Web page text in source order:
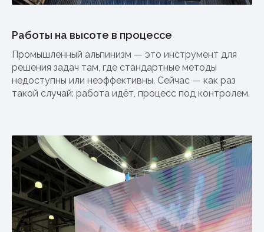
Работы на высоте в процессе
Промышленный альпинизм — это инструмент для
решения задач там, где стандартные методы
недоступны или неэффективны. Сейчас — как раз
такой случай: работа идёт, процесс под контролем.